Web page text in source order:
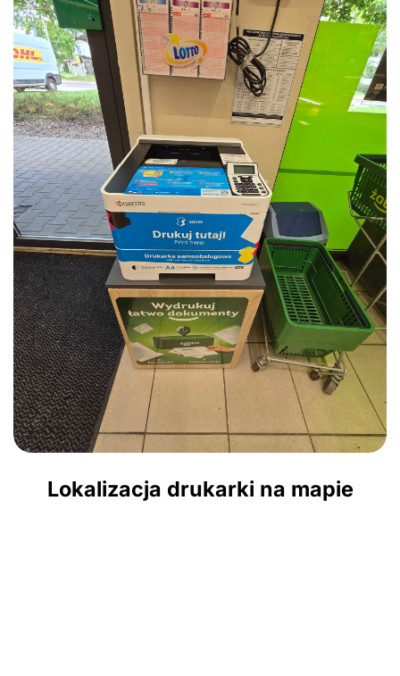
Lokalizacja drukarki na mapie